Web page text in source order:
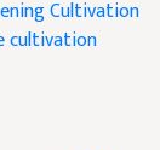
Cultivation
cultivation